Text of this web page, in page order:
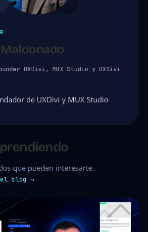
UXDivi, MUX Studio y UXDivi
de UXDivi y MUX Studio
que pueden interesarte.
blog →